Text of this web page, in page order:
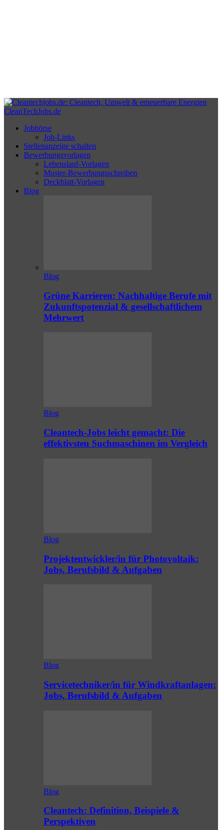
CleanTechJobs.de
Jobbörse
Job-Links
Stellenanzeige schalten
Bewerbungsvorlagen
Lebenslauf-Vorlagen
Muster-Bewerbungsschreiben
Deckblatt-Vorlagen
Blog
Blog
Grüne Karrieren: Nachhaltige Berufe mit
Zukunftspotenzial & gesellschaftlichem
Mehrwert
Blog
Cleantech-Jobs leicht gemacht: Die
effektivsten Suchmaschinen im Vergleich
Blog
Projektentwickler/in für Photovoltaik:
Jobs, Berufsbild & Aufgaben
Blog
Servicetechniker/in für Windkraftanlagen:
Jobs, Berufsbild & Aufgaben
Blog
Cleantech: Definition, Beispiele &
Perspektiven